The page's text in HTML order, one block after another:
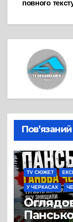
повного
TV СЮЖЕТ
У ЧЕРКАСАХ